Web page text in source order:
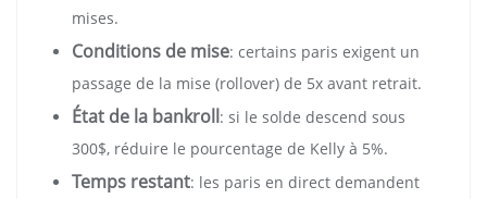
mises.
Conditions de mise: certains paris exigent un
passage de la mise (rollover) de 5x avant retrait.
État de la bankroll: si le solde descend sous
300$, réduire le pourcentage de Kelly à 5%.
Temps restant: les paris en direct demandent